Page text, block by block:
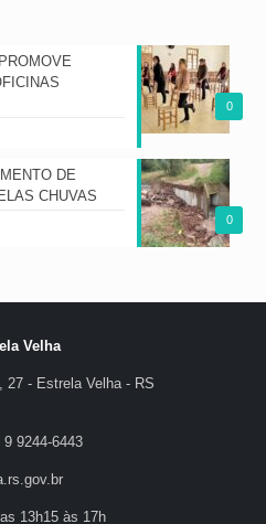
0
0
DE
CHUVAS
Velha
27 - Estrela Velha - RS
9 9244-6443
13h15 às 17h